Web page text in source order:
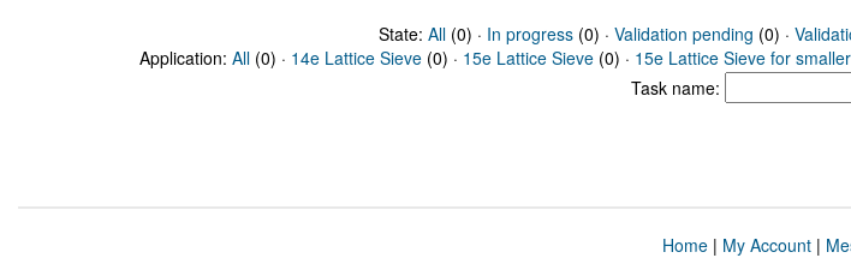
State: All(0) · In progress(0) · Validation pending (0) ·
Application: All (0) · 14e Lattice Sieve (0) · 15e Lattice Sieve (0) · 15e Lattice Sieve for
Task name:
Home| My Account|